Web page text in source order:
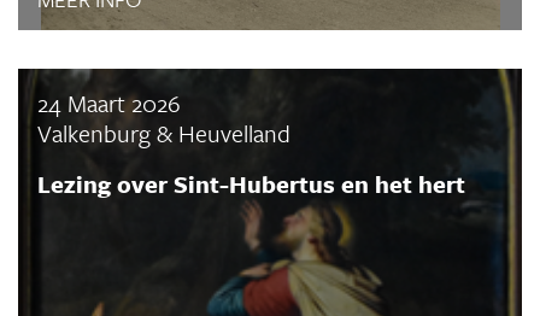
24 Maart 2026
Valkenburg & Heuvelland
Lezing over Sint-Hubertus en het hert